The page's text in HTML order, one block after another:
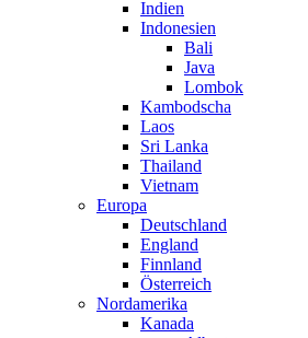
Indien
Indonesien
Bali
Java
Lombok
Kambodscha
Laos
Sri Lanka
Thailand
Vietnam
Europa
Deutschland
England
Finnland
Österreich
Nordamerika
Kanada